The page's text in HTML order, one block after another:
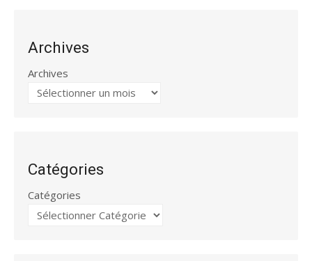
Archives
Archives
Catégories
Catégories